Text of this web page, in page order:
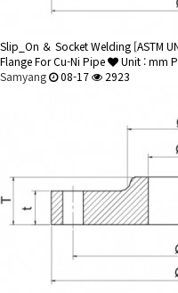
Slip_On ＆ Socket Welding [ASTM
Flange For Cu-Ni Pipe
Unit : mm
Samyang
08-17 2923